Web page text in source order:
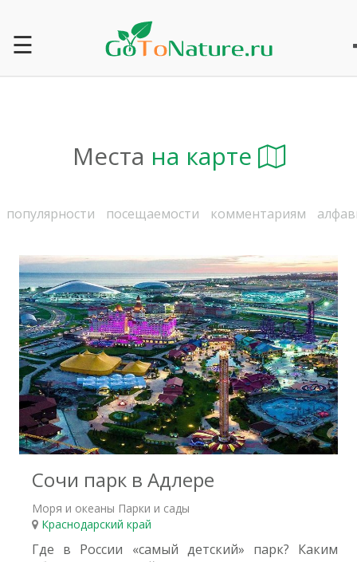
☰
Места на карте
популярности посещаемости комментариям
1
Сочи парк в Адлере
Моря и океаны Парки и сады
Краснодарский край
Где в России «самый детский» парк? Каким